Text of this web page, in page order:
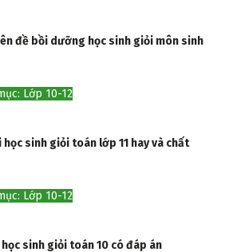
đề bồi dưỡng học sinh giỏi môn sinh
Lớp 10-12
sinh giỏi toán lớp 11 hay và chất
Lớp 10-12
sinh giỏi toán 10 có đáp án